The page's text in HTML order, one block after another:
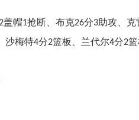
盖帽1抢断、布克26分3助攻、克
沙梅特4分2篮板、兰代尔4分2